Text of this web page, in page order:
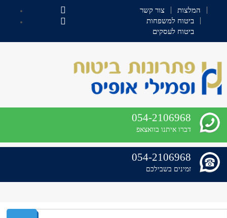
צור קשר
המלצות
ביטוח למשפחות
ביטוח לעסקים
054-2106968
דברו איתנו בוואצאפ
054-2106968
זמינים בשבילכם